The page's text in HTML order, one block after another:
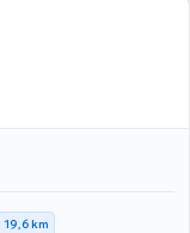
19,6 km